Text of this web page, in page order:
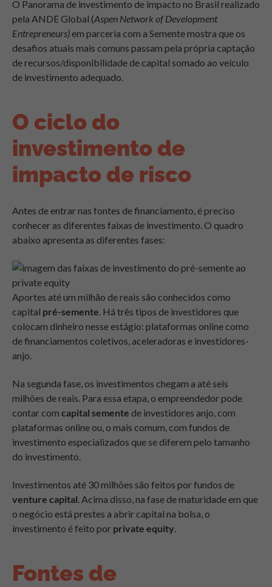
O Panorama de investimento de impacto no Brasil realizado
pela ANDE Global (Aspen Network of Development
Entrepreneurs) em parceria com a Semente mostra que os
desafios atuais mais comuns passam pela própria captação
de recursos/disponibilidade de capital somado ao veículo
de investimento adequado.
O ciclo do
investimento de
impacto de risco
Antes de entrar nas fontes de financiamento, é preciso
conhecer as diferentes faixas de investimento. O quadro
abaixo apresenta as diferentes fases:
Aportes até um milhão de reais são conhecidos como
capital pré-semente. Há três tipos de investidores que
colocam dinheiro nesse estágio: plataformas online como
de financiamentos coletivos, aceleradoras e investidores-
anjo.
Na segunda fase, os investimentos chegam a até seis
milhões de reais. Para essa etapa, o empreendedor pode
contar com capital semente de investidores anjo, com
plataformas online ou, o mais comum, com fundos de
investimento especializados que se diferem pelo tamanho
do investimento.
Investimentos até 30 milhões são feitos por fundos de
venture capital. Acima disso, na fase de maturidade em que
o negócio está prestes a abrir capital na bolsa, o
investimento é feito por private equity.
Fontes de